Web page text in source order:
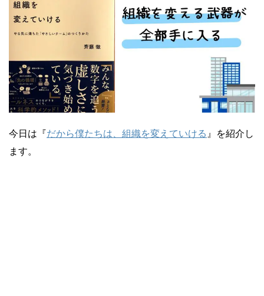
Yusuke Motoyama
外資系コンサルティング会社を経て、経営大
学院に勤務。年間300冊読むなかで、絶対に
オススメできる本だけを厳選して紹介しま
す。著書『投資としての読書』。
Books&Apps（https://blog.tinect.jp/）にもた
まに寄稿しています。Amazonアソシエイト
プログラム参加中。 執筆など仕事のご依頼
今日は『だから僕たちは、組織を変えていける』を紹介し
ます。